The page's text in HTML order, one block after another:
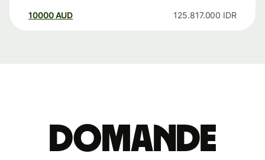
10000 AUD 125.817.000 IDR
Domande